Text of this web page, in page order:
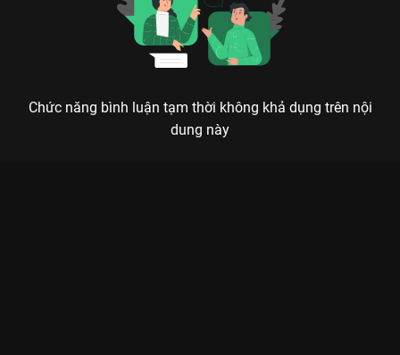
Chức năng bình luận tạm thời không khả dụng trên nội
dung này